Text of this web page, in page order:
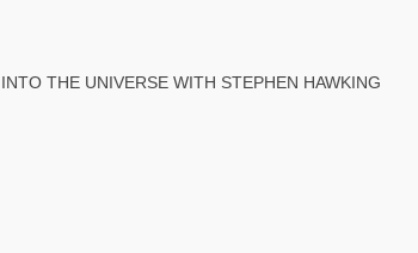
THE UNIVERSE WITH STEPHEN HAWKING